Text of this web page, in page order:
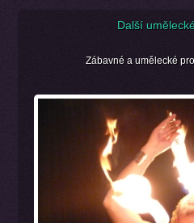
Další
Zábavné a umělecké